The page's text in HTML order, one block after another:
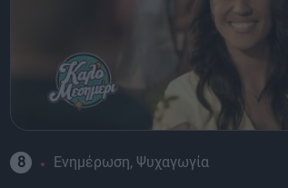
8 Ενημέρωση, Ψυχαγωγία